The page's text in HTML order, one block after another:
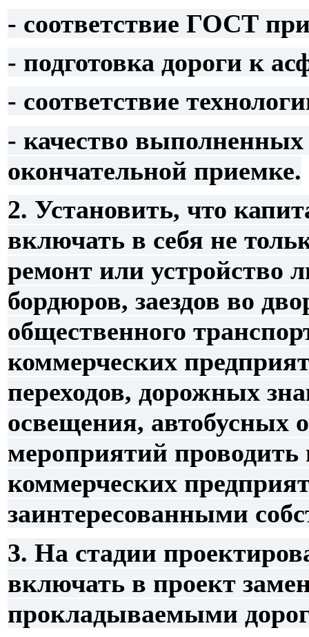
- соответствие ГОСТ
- подготовка дороги к
- соответствие
- качество выполненных
окончательной приемке.
2. Установить, что
включать в себя не
ремонт или устройство
бордюров, заездов во
общественного
коммерческих
переходов, дорожных
освещения, автобусных
мероприятий
коммерческих
заинтересованными
3. На стадии
включать в проект
прокладываемыми